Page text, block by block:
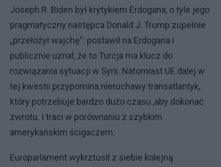
Joseph R. Biden był krytykiem Erdogana, o tyle jego
pragmatyczny następca Donald J. Trump zupełnie
„przełożył wajchę”: postawił na Erdogana i
publicznie uznał, że to Turcja ma klucz do
rozwiązania sytuacji w Syrii. Natomiast UE dalej w
tej kwestii przypomina nieruchawy transatlantyk,
który potrzebuje bardzo dużo czasu ,aby dokonać
zwrotu. I traci w porównaniu z szybkim
amerykańskim ścigaczem.
Europarlament wykrztusił z siebie kolejną